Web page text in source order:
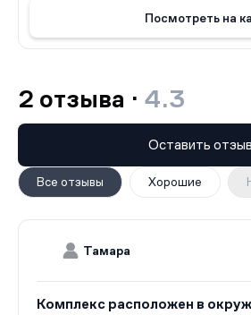
уникальным сочетанием природы и
урбанистического образа жизни.
Посмотреть на
2 отзыва · 4.3
Все отзывы Хорошие
Оставить отзыв
Тамара
Комплекс расположен в